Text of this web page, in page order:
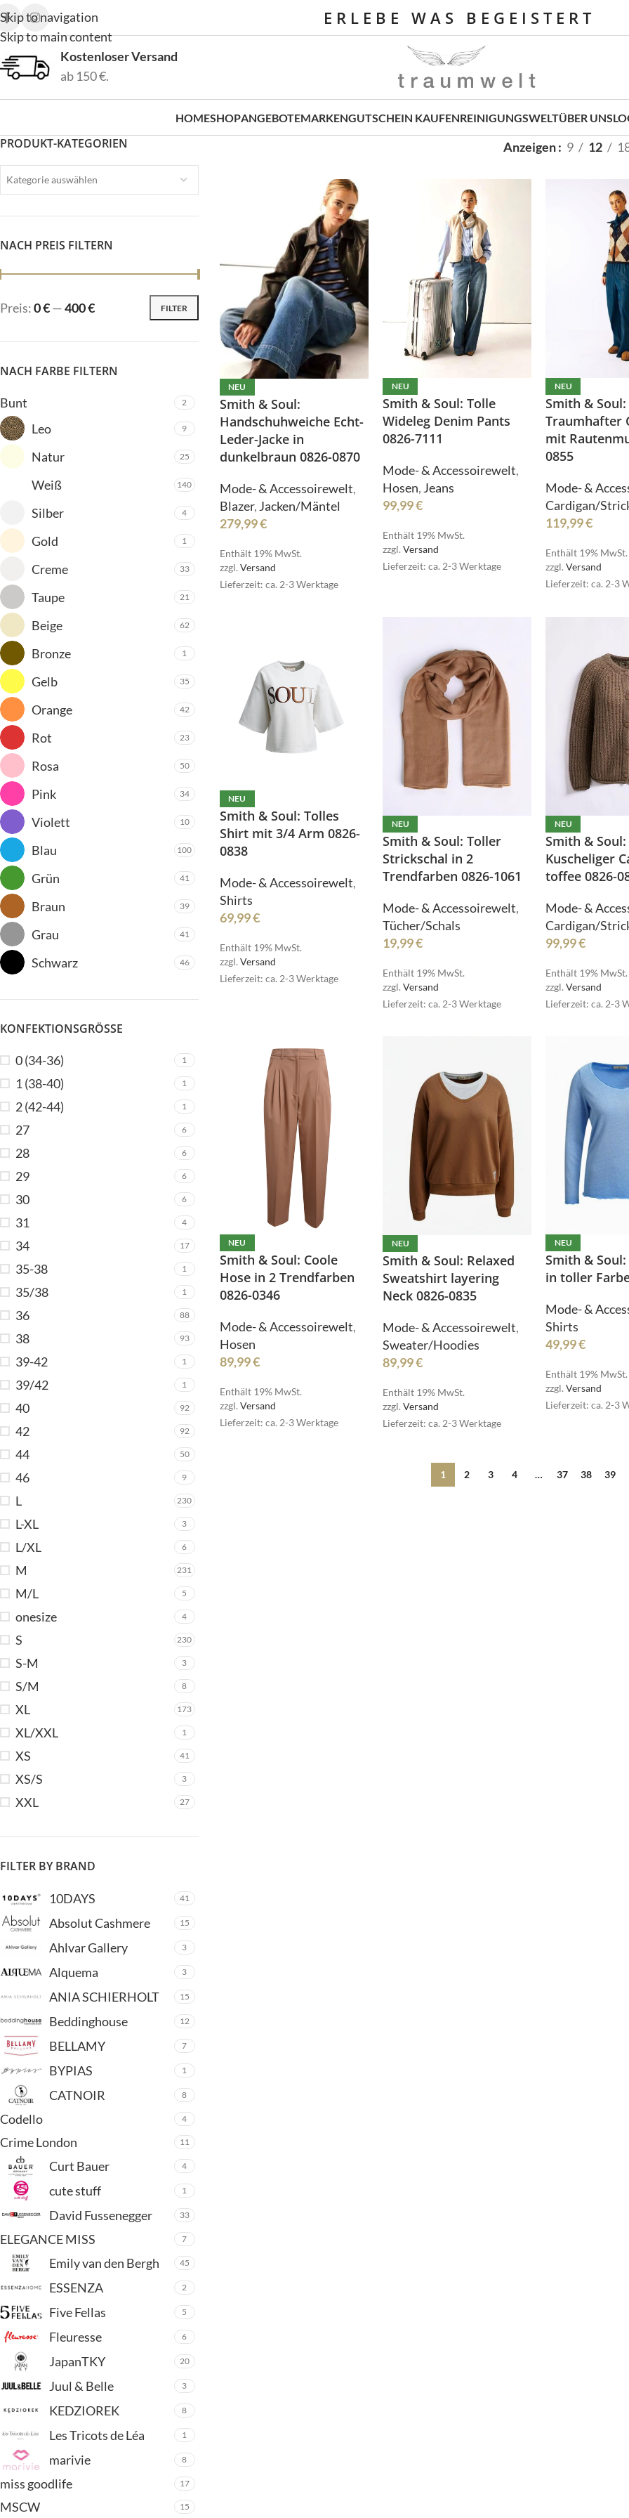
Skip to navigation
Skip to main content
E R L E B E W A S B E G E I S T E R T
Kostenloser Versand
ab 150 €.
HOMESHOP
ALLE PRODUKTE
Blazer
Blusen
Jacken/Mäntel
Jeans
Jumpsuit
Legwarmer
Röcke
Stulpen
Sweater/Hoodies
Taschen
Wrapper/Tops
ANGEBOTEMARKEN
Codello
ELEGANCE MISS
MSCW
GUTSCHEIN KAUFENREINIGUNGSWELTÜBER UNS
ALLE PRODUKTE
Bermudas
Blusen
HOT
Cardigan/Strickjacke
Gürtel
Hosen
Mützen
Legwarmer
Röcke
Tücher/Schals
Westen
Wrapper/Tops
Codello Crime London
ELEGANCE MISS
MSCW
RESET
PRODUKT-KATEGORIEN
Kategorie auswählen
NACH PREIS FILTERN
FILTER
Preis:0 €—400 €
NACH FARBE FILTERN
Bunt 2
Leo 9
Natur 25
Weiß 140
Silber 4
Gold 1
Creme 33
Taupe 21
Beige 62
Bronze 1
Gelb 35
Orange 42
Rot 23
Rosa 50
Pink 34
Violett 10
Blau 100
Grün 41
Braun 39
Grau 41
Schwarz 46
KONFEKTIONSGRÖSSE
0 (34-36) 1
1 (38-40) 1
2 (42-44) 1
27 6
28 6
29 6
30 6
31 4
34 17
35-38 1
35/38 1
36 88
38 93
39-42 1
39/42 1
40 92
42 92
44 50
46 9
L 230
L-XL 3
L/XL 6
M 231
M/L 5
onesize 4
S 230
S-M 3
S/M 8
XL 173
XL/XXL 1
XS 41
XS/S 3
XXL 27
FILTER BY BRAND
10DAYS 41
Absolut Cashmere 15
Ahlvar Gallery 3
Alquema 3
ANIA SCHIERHOLT 15
Beddinghouse 12
BELLAMY 7
BYPIAS 1
CATNOIR 8
Codello 4
Crime London 11
Curt Bauer 4
cute stuff 1
David Fussenegger 33
ELEGANCE MISS 7
Emily van den Bergh 45
ESSENZA 2
Five Fellas 5
Fleuresse 6
JapanTKY 20
Juul & Belle 3
KEDZIOREK 8
Les Tricots de Léa 1
marivie 8
miss goodlife 17
MSCW 15
Anzeigen 9 12
NEU
Smith & Soul:
Handschuhweiche Echt-
Leder-Jacke in
dunkelbraun 0826-0870
Mode- & Accessoirewelt,
Blazer, Jacken/Mäntel
279,99€
Enthält 19% MwSt.
zzgl. Versand
Lieferzeit: ca. 2-3 Werktage
NEU
Smith & Soul: Tolle
Wideleg Denim Pants
0826-7111
Mode- & Accessoirewelt,
Hosen,Jeans
99,99€
Enthält 19% MwSt.
zzgl.Versand
Lieferzeit: ca. 2-3 Werktage
NEU
Smith & Soul:
Traumhafter
mit
0855
Mode- &
Cardigan/
119,99€
Enthält 19% MwSt.
zzgl.Versand
Lieferzeit: ca. 2-3
NEU
Smith & Soul: Tolles
Shirt mit 3/4 Arm 0826-
0838
Mode- & Accessoirewelt,
Shirts
69,99€
Enthält 19% MwSt.
zzgl. Versand
Lieferzeit: ca. 2-3 Werktage
NEU
Smith & Soul: Toller
Strickschal in 2
Trendfarben 0826-1061
Mode- & Accessoirewelt,
Tücher/Schals
19,99€
Enthält 19% MwSt.
zzgl.Versand
Lieferzeit: ca. 2-3 Werktage
NEU
Smith & Soul:
Kuscheliger
toffee 0826-
Mode- &
Cardigan/
99,99€
Enthält 19% MwSt.
zzgl.Versand
Lieferzeit: ca. 2-3
NEU
Smith & Soul: Coole
Hose in 2 Trendfarben
0826-0346
Mode- & Accessoirewelt,
Hosen
89,99€
Enthält 19% MwSt.
zzgl.Versand
Lieferzeit: ca. 2-3 Werktage
NEU
Smith & Soul: Relaxed
Sweatshirt layering
Neck 0826-0835
Mode- & Accessoirewelt,
Sweater/Hoodies
89,99€
Enthält 19% MwSt.
zzgl.Versand
Lieferzeit: ca. 2-3 Werktage
NEU
Smith &
in toller
Mode- &
Shirts
49,99€
Enthält 19% MwSt.
zzgl.Versand
Lieferzeit: ca. 2-3
1 2 3 4 … 37 38 39